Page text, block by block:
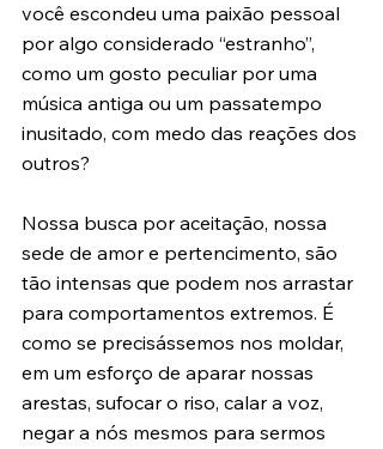
você escondeu uma paixão pessoal
por algo considerado “estranho”,
como um gosto peculiar por uma
música antiga ou um passatempo
inusitado, com medo das reações dos
outros?
Nossa busca por aceitação, nossa
sede de amor e pertencimento, são
tão intensas que podem nos arrastar
para comportamentos extremos. É
como se precisássemos nos moldar,
em um esforço de aparar nossas
arestas, sufocar o riso, calar a voz,
negar a nós mesmos para sermos